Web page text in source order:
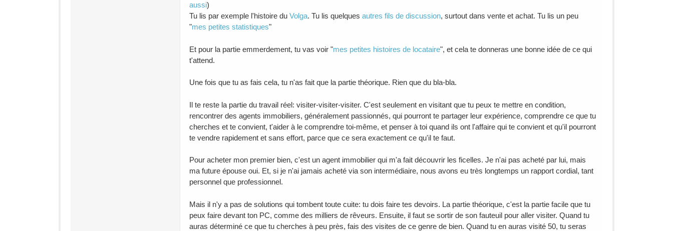
aussi)
Tu lis par exemple l'histoire du Volga. Tu lis quelques autres fils de discussion, surtout dans vente et achat. Tu lis un peu
"mes petites statistiques"
Et pour la partie emmerdement, tu vas voir "mes petites histoires de locataire", et cela te donneras une bonne idée de ce qui
t'attend.
Une fois que tu as fais cela, tu n'as fait que la partie théorique. Rien que du bla-bla.
Il te reste la partie du travail réel: visiter-visiter-visiter. C'est seulement en visitant que tu peux te mettre en condition,
rencontrer des agents immobiliers, généralement passionnés, qui pourront te partager leur expérience, comprendre ce que tu
cherches et te convient, t'aider à le comprendre toi-même, et penser à toi quand ils ont l'affaire qui te convient et qu'il pourront
te vendre rapidement et sans effort, parce que ce sera exactement ce qu'il te faut.
Pour acheter mon premier bien, c'est un agent immobilier qui m'a fait découvrir les ficelles. Je n'ai pas acheté par lui, mais
ma future épouse oui. Et, si je n'ai jamais acheté via son intermédiaire, nous avons eu très longtemps un rapport cordial, tant
personnel que professionnel.
Mais il n'y a pas de solutions qui tombent toute cuite: tu dois faire tes devoirs. La partie théorique, c'est la partie facile que tu
peux faire devant ton PC, comme des milliers de rêveurs. Ensuite, il faut se sortir de son fauteuil pour aller visiter. Quand tu
auras déterminé ce que tu cherches à peu près, fais des visites de ce genre de bien. Quand tu en auras visité 50, tu seras